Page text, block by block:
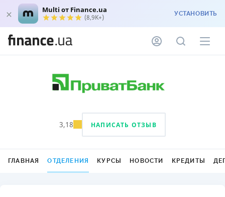
Multi от Finance.ua
(8,9K+) УСТАНОВИТЬ
3,18 НАПИСАТЬ ОТЗЫВ
ГЛАВНАЯ ОТДЕЛЕНИЯ КУРСЫ НОВОСТИ КРЕДИТЫ